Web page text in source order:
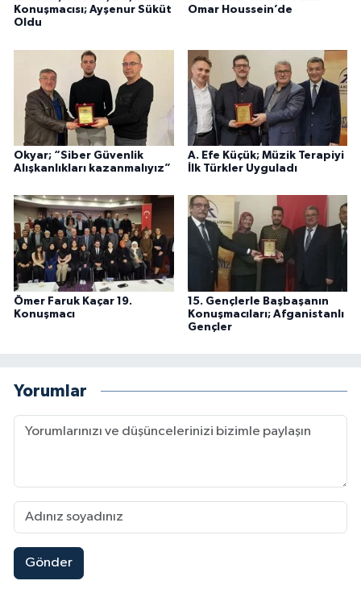
Konuşmacısı; Ayşenur Süküt
Oldu
Omar Houssein’de
Okyar; “Siber Güvenlik
Alışkanlıkları kazanmalıyız”
A. Efe Küçük; Müzik Terapiyi
İlk Türkler Uyguladı
Ömer Faruk Kaçar 19.
Konuşmacı
15. Gençlerle Başbaşanın
Konuşmacıları; Afganistanlı
Gençler
Yorumlar
Gönder